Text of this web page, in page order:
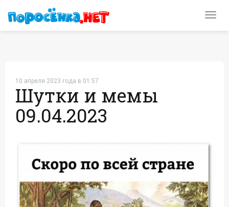
10 апреля 2023 года в 01:57
Шутки и мемы
09.04.2023